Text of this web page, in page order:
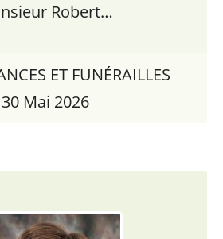
Robert…
ET FUNÉRAILLES
30 Mai 2026